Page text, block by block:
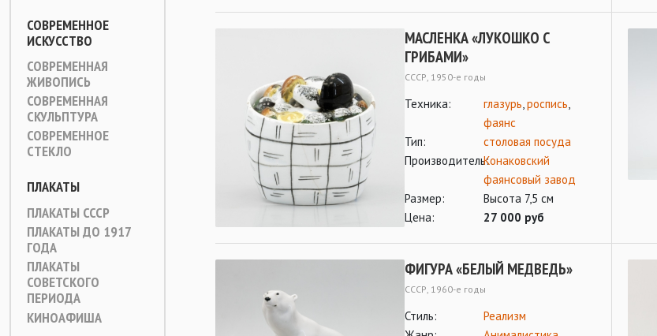
СОВРЕМЕННОЕ
ИСКУССТВО
СОВРЕМЕННАЯ
ЖИВОПИСЬ
СОВРЕМЕННАЯ
СКУЛЬПТУРА
СОВРЕМЕННОЕ
СТЕКЛО
ПЛАКАТЫ
ПЛАКАТЫ СССР
ПЛАКАТЫ ДО 1917
ГОДА
ПЛАКАТЫ
СОВЕТСКОГО
ПЕРИОДА
КИНОАФИША
МАСЛЕНКА «ЛУКОШКО С
ГРИБАМИ»
СССР, 1950-е годы
Техника: глазурь,роспись,
фаянс
Тип:
столовая посуда
Производитель:Конаковский
фаянсовый завод
Размер:
Высота 7,5 см
Цена:
27 000 руб
ФИГУРА «БЕЛЫЙ МЕДВЕДЬ»
СССР, 1960-е годы
Стиль:
Реализм